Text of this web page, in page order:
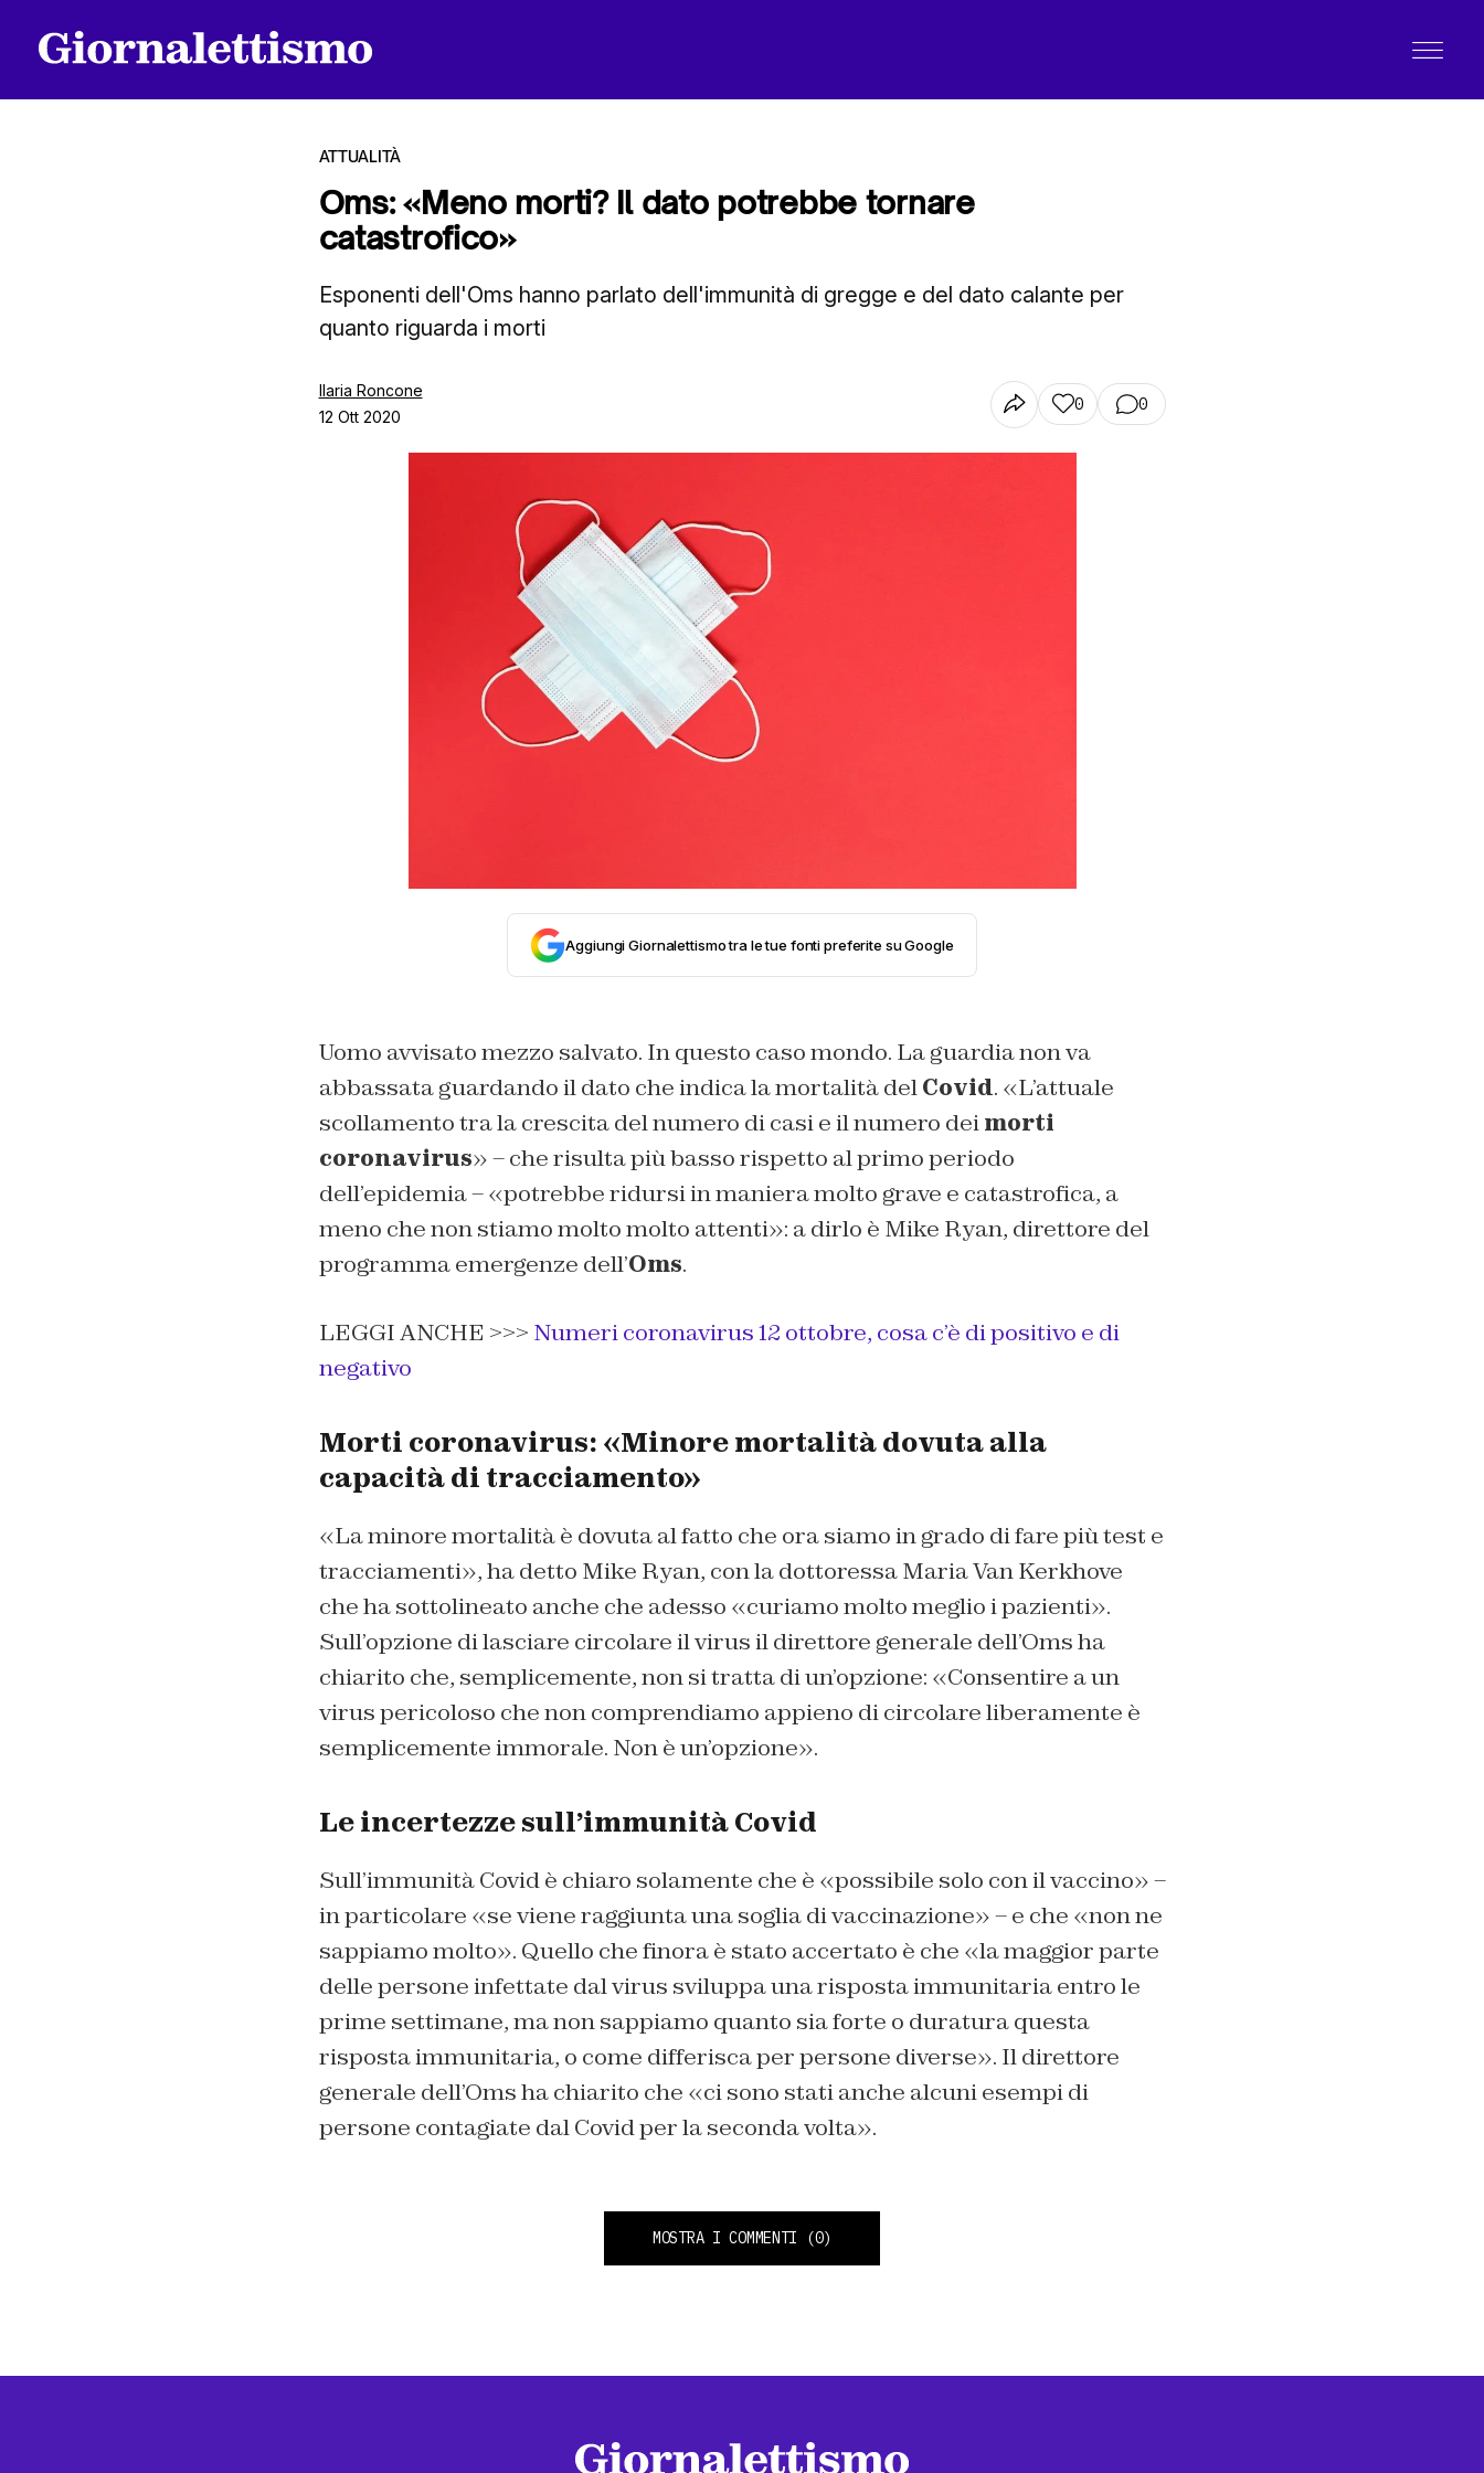
ATTUALITÀ
Oms: «Meno morti? Il dato potrebbe tornare
catastrofico»
Esponenti dell'Oms hanno parlato dell'immunità di gregge e del dato calante per
quanto riguarda i morti
Ilaria Roncone
12 Ott 2020
0 0
Aggiungi Giornalettismo tra le tue fonti preferite su Google
Uomo avvisato mezzo salvato. In questo caso mondo. La guardia non va
abbassata guardando il dato che indica la mortalità delCovid. «L’attuale
scollamento tra la crescita del numero di casi e il numero deimorti
coronavirus» – che risulta più basso rispetto al primo periodo
dell’epidemia – «potrebbe ridursi in maniera molto grave e catastrofica, a
meno che non stiamo molto molto attenti»: a dirlo è Mike Ryan, direttore del
programma emergenze dell’Oms.
LEGGI ANCHE >>> Numeri coronavirus 12 ottobre, cosa c’è di positivo e di
negativo
Morti coronavirus: «Minore mortalità dovuta alla
capacità di tracciamento»
«La minore mortalità è dovuta al fatto che ora siamo in grado di fare più test e
tracciamenti», ha detto Mike Ryan, con la dottoressa Maria Van Kerkhove
che ha sottolineato anche che adesso «curiamo molto meglio i pazienti».
Sull’opzione di lasciare circolare il virus il direttore generale dell’Oms ha
chiarito che, semplicemente, non si tratta di un’opzione: «Consentire a un
virus pericoloso che non comprendiamo appieno di circolare liberamente è
semplicemente immorale. Non è un’opzione».
Le incertezze sull’immunità Covid
Sull’immunità Covid è chiaro solamente che è «possibile solo con il vaccino» –
in particolare «se viene raggiunta una soglia di vaccinazione» – e che «non ne
sappiamo molto». Quello che finora è stato accertato è che «la maggior parte
delle persone infettate dal virus sviluppa una risposta immunitaria entro le
prime settimane, ma non sappiamo quanto sia forte o duratura questa
risposta immunitaria, o come differisca per persone diverse». Il direttore
generale dell’Oms ha chiarito che «ci sono stati anche alcuni esempi di
persone contagiate dal Covid per la seconda volta».
MOSTRA I COMMENTI (0)